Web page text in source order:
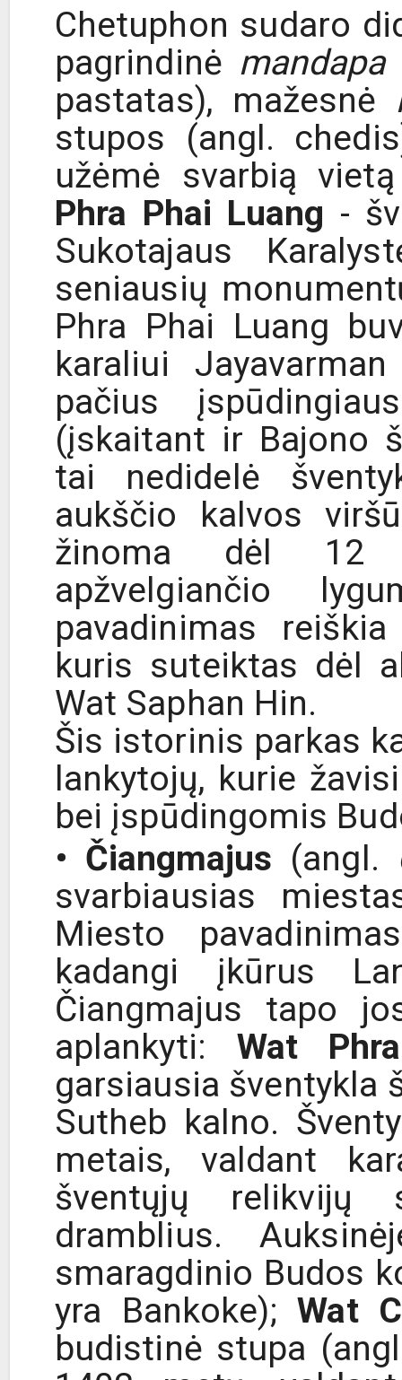
Chetuphon sudaro
pagrindinė mandapa
pastatas), mažesnė
stupos (angl.
užėmė svarbią
Phra Phai Luang -
Sukotajaus
seniausių
Phra Phai Luang
karaliui
pačius
(įskaitant ir Bajono
tai nedidelė
aukščio kalvos
žinoma dėl 12
apžvelgiančio
pavadinimas
kuris suteiktas dėl
Wat Saphan Hin.
Šis istorinis parkas
lankytojų, kurie
bei įspūdingomis
• Čiangmajus (angl.
svarbiausias
Miesto
kadangi įkūrus
Čiangmajus tapo
aplankyti: Wat
garsiausia šventykla
Sutheb kalno.
metais, valdant
šventųjų relikvijų
dramblius.
smaragdinio Budos
yra Bankoke);Wat
budistinė stupa